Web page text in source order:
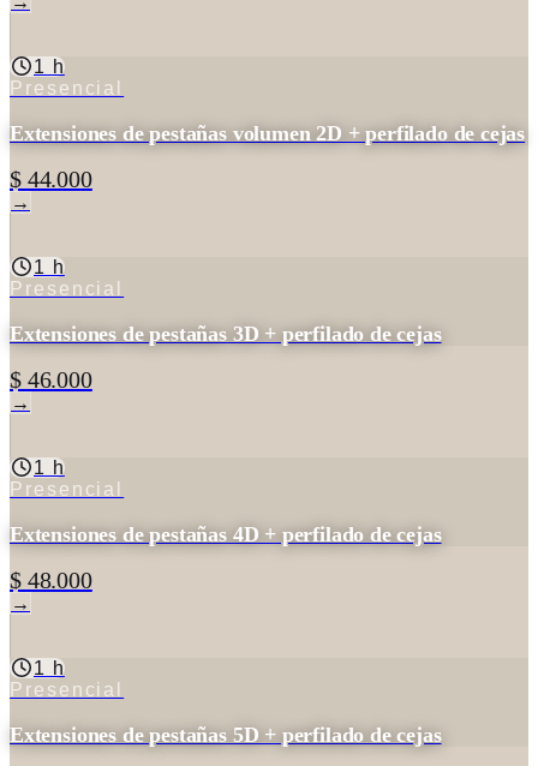
1 h
Presencial
Extensiones de pestañas volumen 2D + perfilado de cejas
$ 44.000
→
1 h
Presencial
Extensiones de pestañas 3D + perfilado de cejas
$ 46.000
→
1 h
Presencial
Extensiones de pestañas 4D + perfilado de cejas
$ 48.000
→
1 h
Presencial
Extensiones de pestañas 5D + perfilado de cejas